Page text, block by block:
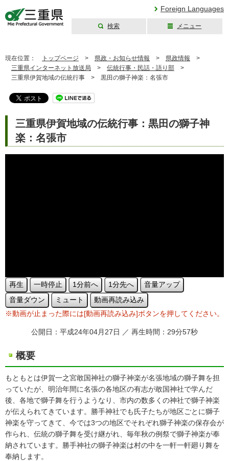
Foreign Languages
検索 メニュー
現在位置： トップページ > 県政・お知らせ情報 > 県政情報 >
三重県インターネット放送局 > 伝統行事・民話・語り部 >
三重県伊賀地域の伝統行事 > 黒田の獅子神楽：名張市
三重県伊賀地域の伝統行事：黒田の獅子神
楽：名張市
再生 一時停止 1分前へ 1分先へ
音量アップ
音量ダウン
ミュート
動画再読み込み
※動画が止まった際には[動画再読み込み]ボタンを押してください。
公開日：平成24年04月27日 ／ 再生時間：29分57秒
概要
もともとは伊賀一之宮敢国神社の獅子神楽が名張地域の獅子舞を担
っていたが、明治年間に名張の各地区の有志が敢国神社で学んだ
後、各地で獅子舞を行うようなり、市内の数多くの神社で獅子神楽
が伝えられてきています。勝手神社でも氏子たちが地区ごとに獅子
神楽を守ってきて、今では3つの地区でそれぞれ獅子神楽の保存会が
作られ、伝統の獅子舞を受け継がれ、毎年秋の例祭で獅子神楽が奉
納されています。勝手神社の獅子神楽は村の中を一軒一軒廻り舞を
奉納します。